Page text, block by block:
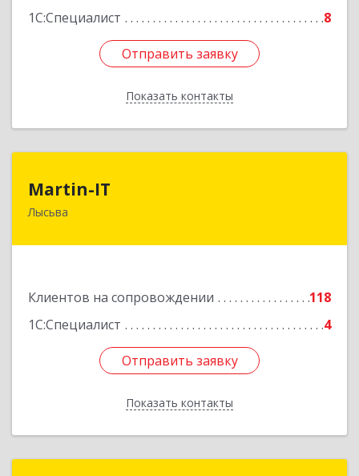
1С:Специалист
8
Отправить заявку
Показать контакты
Отправить заявку
Назад
Martin-IT
Лысьва
Клиентов на сопровождении
118
1С:Специалист
4
Отправить заявку
Показать контакты
618900, Пермский край, Лысьва г, Смышляева
Отправить заявку
Назад